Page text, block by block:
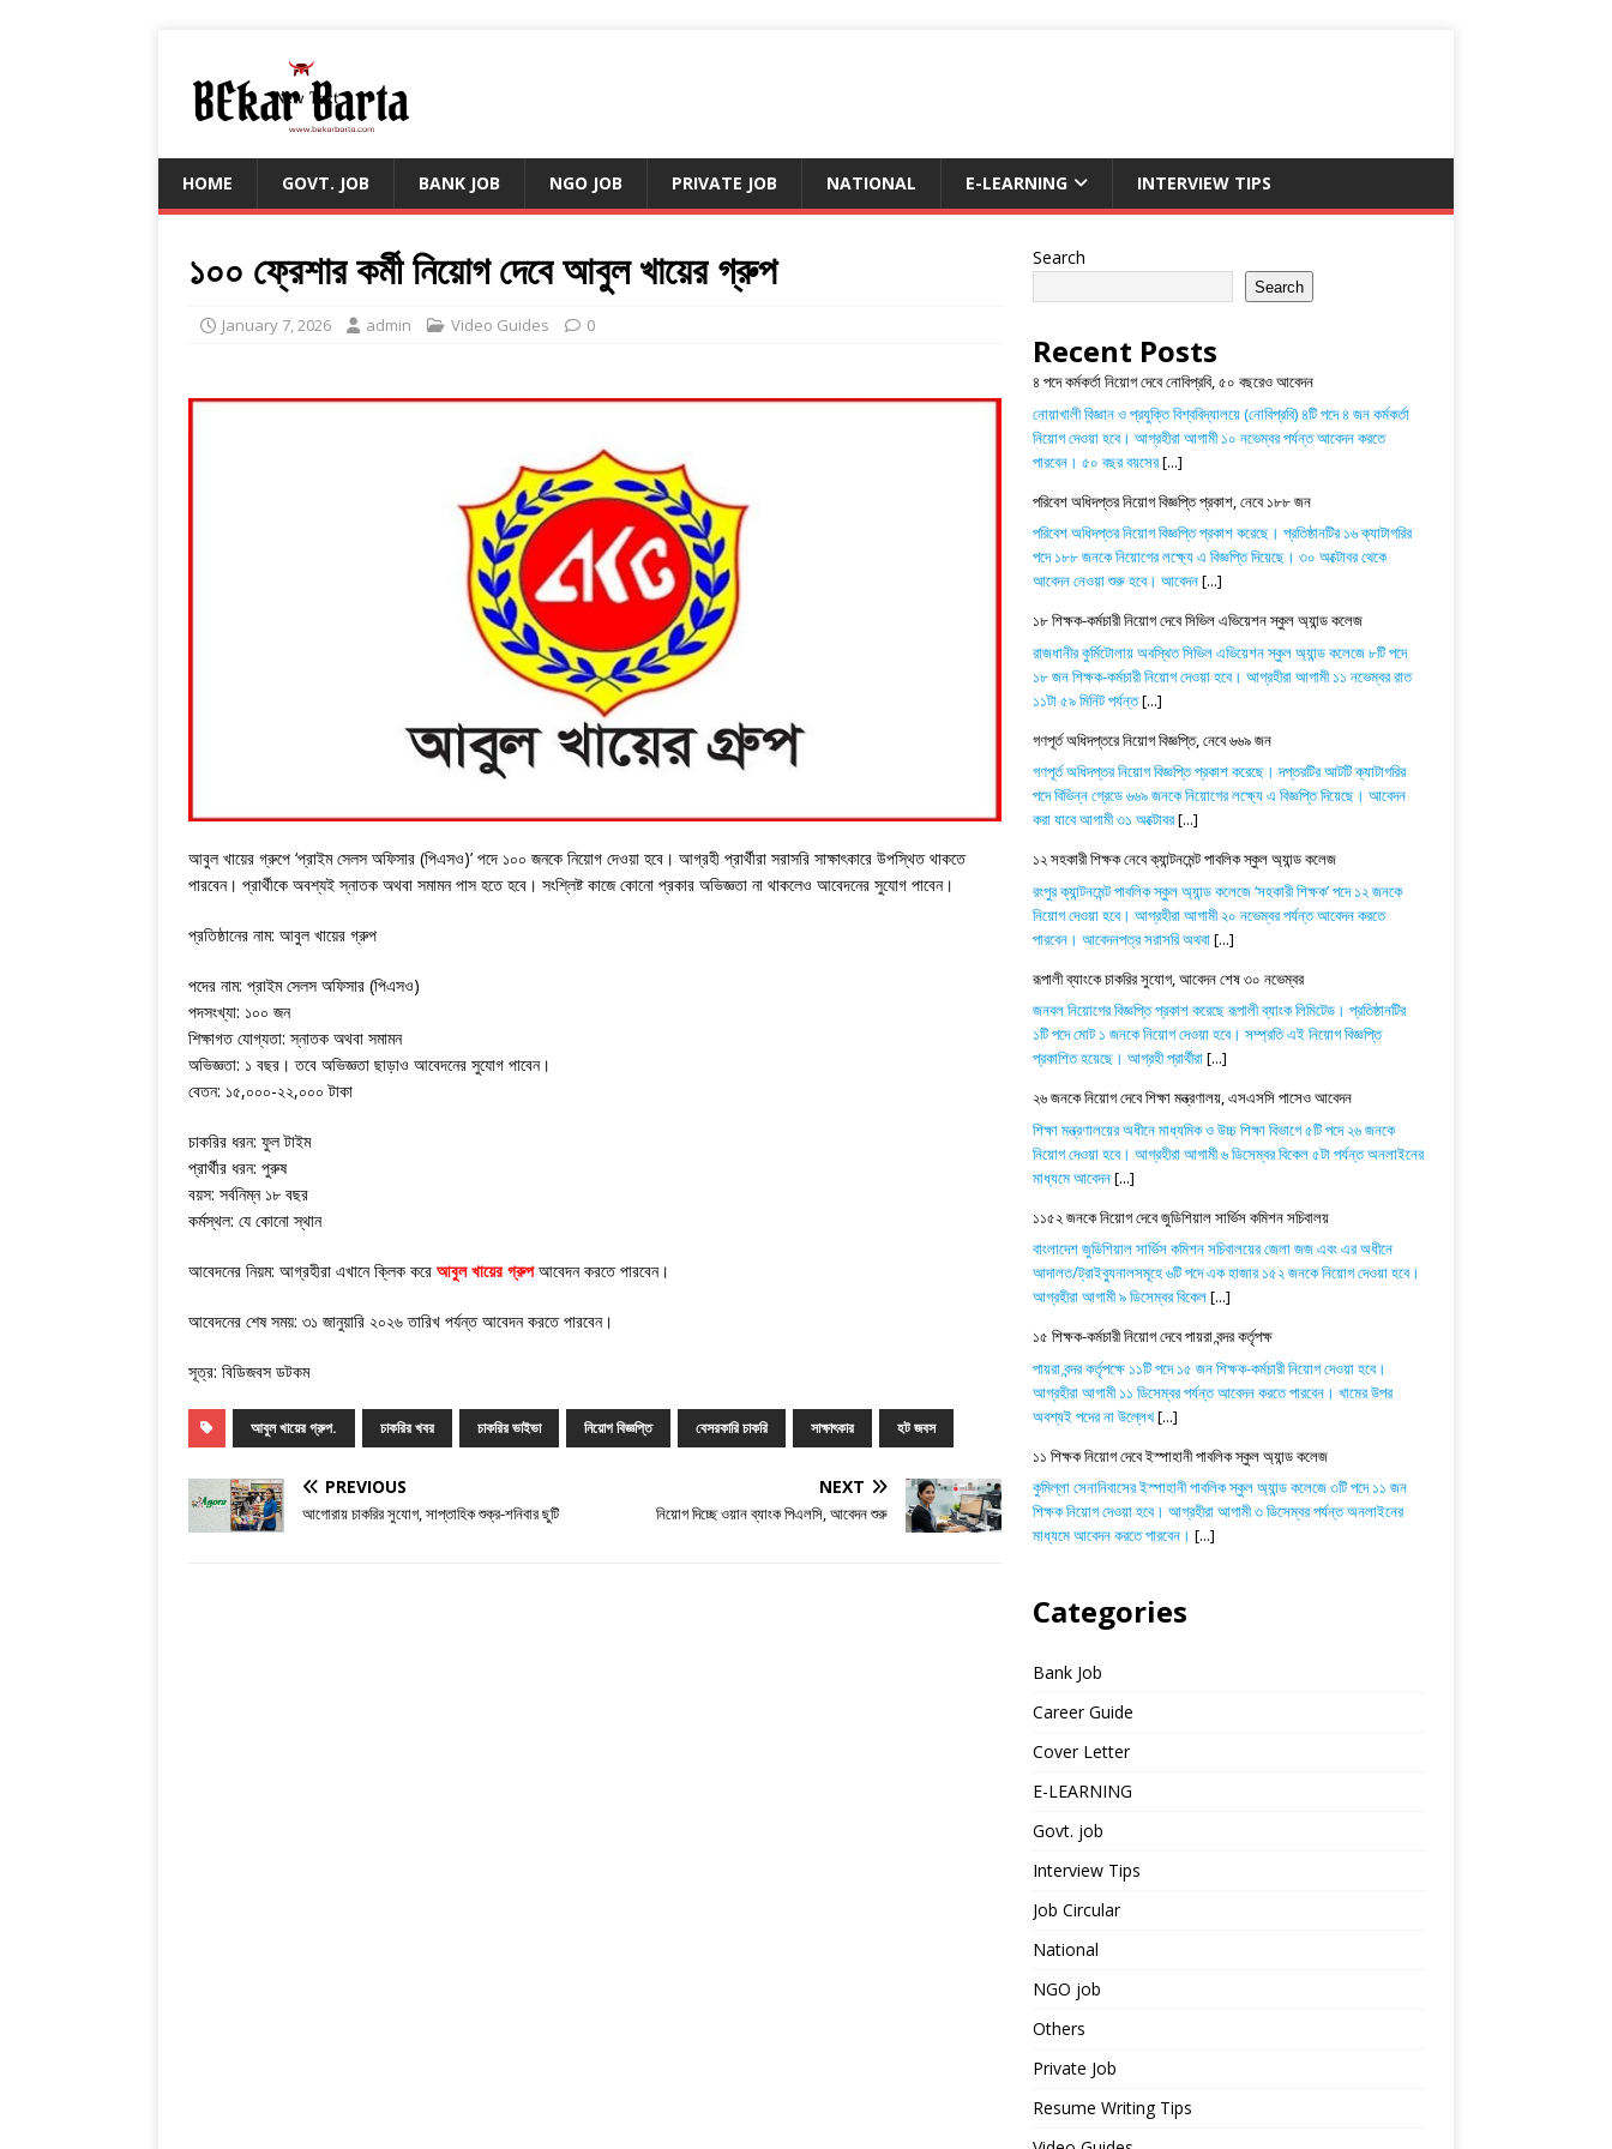
HOME GOVT. JOB BANK JOB NGO JOB PRIVATE JOB NATIONAL E-LEARNING INTERVIEW TIPS
১০০ ফ্রেশার কর্মী নিয়োগ দেবে আবুল খায়ের গ্রুপ
January 7, 2026 admin Video Guides 0
আবুল খায়ের গ্রুপে ‘প্রাইম সেলস অফিসার (পিএসও)’ পদে ১০০ জনকে নিয়োগ দেওয়া হবে। আগ্রহী প্রার্থীরা সরাসরি সাক্ষাৎকারে উপস্থিত থাকতে
পারবেন। প্রার্থীকে অবশ্যই স্নাতক অথবা সমামন পাস হতে হবে। সংশ্লিষ্ট কাজে কোনো প্রকার অভিজ্ঞতা না থাকলেও আবেদনের সুযোগ পাবেন।
প্রতিষ্ঠানের নাম: আবুল খায়ের গ্রুপ
পদের নাম: প্রাইম সেলস অফিসার (পিএসও)
পদসংখ্যা: ১০০ জন
শিক্ষাগত যোগ্যতা: স্নাতক অথবা সমামন
অভিজ্ঞতা: ১ বছর। তবে অভিজ্ঞতা ছাড়াও আবেদনের সুযোগ পাবেন।
বেতন: ১৫,০০০-২২,০০০ টাকা
চাকরির ধরন: ফুল টাইম
প্রার্থীর ধরন: পুরুষ
বয়স: সর্বনিম্ন ১৮ বছর
কর্মস্থল: যে কোনো স্থান
আবেদনের নিয়ম: আগ্রহীরা এখানে ক্লিক করে আবুল খায়ের গ্রুপআবেদন করতে পারবেন।
আবেদনের শেষ সময়: ৩১ জানুয়ারি ২০২৬ তারিখ পর্যন্ত আবেদন করতে পারবেন।
সূত্র: বিডিজবস ডটকম
আবুল খায়ের গ্রুপ. চাকরির খবর চাকরির ভাইভা নিয়োগ বিজ্ঞপ্তি বেসরকারি চাকরি সাক্ষাৎকার হট জবস
PREVIOUS
আগোরায় চাকরির সুযোগ, সাপ্তাহিক শুক্র-শনিবার ছুটি
NEXT
নিয়োগ দিচ্ছে ওয়ান ব্যাংক পিএলসি, আবেদন শুরু
Search
Search
Recent Posts
৪ পদে কর্মকর্তা নিয়োগ দেবে নোবিপ্রবি, ৫০ বছরেও আবেদন
নোয়াখালী বিজ্ঞান ও প্রযুক্তি বিশ্ববিদ্যালয়ে (নোবিপ্রবি) ৪টি পদে ৪ জন কর্মকর্তা
নিয়োগ দেওয়া হবে। আগ্রহীরা আগামী ১০ নভেম্বর পর্যন্ত আবেদন করতে
পারবেন। ৫০ বছর বয়সের[...]
পরিবেশ অধিদপ্তর নিয়োগ বিজ্ঞপ্তি প্রকাশ, নেবে ১৮৮ জন
পরিবেশ অধিদপ্তর নিয়োগ বিজ্ঞপ্তি প্রকাশ করেছে। প্রতিষ্ঠানটির ১৬ ক্যাটাগরির
পদে ১৮৮ জনকে নিয়োগের লক্ষ্যে এ বিজ্ঞপ্তি দিয়েছে। ৩০ অক্টোবর থেকে
আবেদন নেওয়া শুরু হবে। আবেদন[...]
১৮ শিক্ষক-কর্মচারী নিয়োগ দেবে সিভিল এভিয়েশন স্কুল অ্যান্ড কলেজ
রাজধানীর কুর্মিটোলায় অবস্থিত সিভিল এভিয়েশন স্কুল অ্যান্ড কলেজে ৮টি পদে
১৮ জন শিক্ষক-কর্মচারী নিয়োগ দেওয়া হবে। আগ্রহীরা আগামী ১১ নভেম্বর রাত
১১টা ৫৯ মিনিট পর্যন্ত[...]
গণপূর্ত অধিদপ্তরে নিয়োগ বিজ্ঞপ্তি, নেবে ৬৬৯ জন
গণপূর্ত অধিদপ্তর নিয়োগ বিজ্ঞপ্তি প্রকাশ করেছে। দপ্তরটির আটটি ক্যাটাগরির
পদে বিভিন্ন গ্রেডে ৬৬৯ জনকে নিয়োগের লক্ষ্যে এ বিজ্ঞপ্তি দিয়েছে। আবেদন
করা যাবে আগামী ৩১ অক্টোবর[...]
১২ সহকারী শিক্ষক নেবে ক্যান্টনমেন্ট পাবলিক স্কুল অ্যান্ড কলেজ
রংপুর ক্যান্টনমেন্ট পাবলিক স্কুল অ্যান্ড কলেজে ‘সহকারী শিক্ষক’ পদে ১২ জনকে
নিয়োগ দেওয়া হবে। আগ্রহীরা আগামী ২০ নভেম্বর পর্যন্ত আবেদন করতে
পারবেন। আবেদনপত্র সরাসরি অথবা[...]
রূপালী ব্যাংকে চাকরির সুযোগ, আবেদন শেষ ৩০ নভেম্বর
জনবল নিয়োগের বিজ্ঞপ্তি প্রকাশ করেছে রূপালী ব্যাংক লিমিটেড। প্রতিষ্ঠানটির
১টি পদে মোট ১ জনকে নিয়োগ দেওয়া হবে। সম্প্রতি এই নিয়োগ বিজ্ঞপ্তি
প্রকাশিত হয়েছে। আগ্রহী প্রার্থীরা[...]
২৬ জনকে নিয়োগ দেবে শিক্ষা মন্ত্রণালয়, এসএসসি পাসেও আবেদন
শিক্ষা মন্ত্রণালয়ের অধীনে মাধ্যমিক ও উচ্চ শিক্ষা বিভাগে ৫টি পদে ২৬ জনকে
নিয়োগ দেওয়া হবে। আগ্রহীরা আগামী ৬ ডিসেম্বর বিকেল ৫টা পর্যন্ত অনলাইনের
মাধ্যমে আবেদন[...]
১১৫২ জনকে নিয়োগ দেবে জুডিশিয়াল সার্ভিস কমিশন সচিবালয়
বাংলাদেশ জুডিশিয়াল সার্ভিস কমিশন সচিবালয়ের জেলা জজ এবং এর অধীনে
আদালত/ট্রাইব্যুনালসমূহে ৬টি পদে এক হাজার ১৫২ জনকে নিয়োগ দেওয়া হবে।
আগ্রহীরা আগামী ৯ ডিসেম্বর বিকেল[...]
১৫ শিক্ষক-কর্মচারী নিয়োগ দেবে পায়রা বন্দর কর্তৃপক্ষ
পায়রা বন্দর কর্তৃপক্ষে ১১টি পদে ১৫ জন শিক্ষক-কর্মচারী নিয়োগ দেওয়া হবে।
আগ্রহীরা আগামী ১১ ডিসেম্বর পর্যন্ত আবেদন করতে পারবেন। খামের উপর
অবশ্যই পদের না উল্লেখ[...]
১১ শিক্ষক নিয়োগ দেবে ইস্পাহানী পাবলিক স্কুল অ্যান্ড কলেজ
কুমিল্লা সেনানিবাসের ইস্পাহানী পাবলিক স্কুল অ্যান্ড কলেজে ৩টি পদে ১১ জন
শিক্ষক নিয়োগ দেওয়া হবে। আগ্রহীরা আগামী ৩ ডিসেম্বর পর্যন্ত অনলাইনের
মাধ্যমে আবেদন করতে পারবেন। [...]
Categories
Bank Job
Career Guide
Cover Letter
E-LEARNING
Govt. job
Interview Tips
Job Circular
National
NGO job
Others
Private Job
Resume Writing Tips